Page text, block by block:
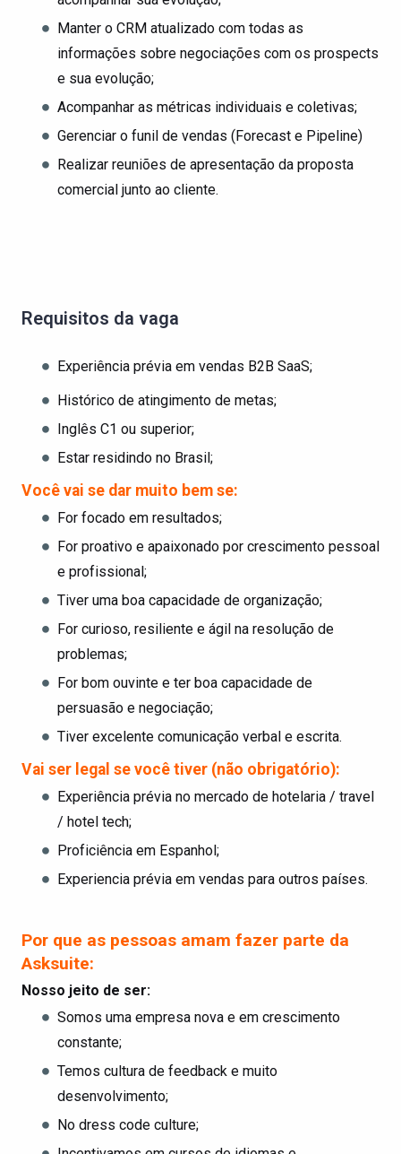
Manter o CRM atualizado com todas as
informações sobre negociações com os prospects
e sua evolução;
Acompanhar as métricas individuais e coletivas;
Gerenciar o funil de vendas (Forecast e Pipeline)
Realizar reuniões de apresentação da proposta
comercial junto ao cliente.
Requisitos da vaga
Experiência prévia em vendas B2B SaaS;
Histórico de atingimento de metas;
Inglês C1 ou superior;
Estar residindo no Brasil;
Você vai se dar muito bem se:
For focado em resultados;
For proativo e apaixonado por crescimento pessoal
e profissional;
Tiver uma boa capacidade de organização;
For curioso, resiliente e ágil na resolução de
problemas;
For bom ouvinte e ter boa capacidade de
persuasão e negociação;
Tiver excelente comunicação verbal e escrita.
Vai ser legal se você tiver (não obrigatório):
Experiência prévia no mercado de hotelaria / travel
/ hotel tech;
Proficiência em Espanhol;
Experiencia prévia em vendas para outros países.
Por que as pessoas amam fazer parte da
Asksuite:
Nosso jeito de ser:
Somos uma empresa nova e em crescimento
constante;
Temos cultura de feedback e muito
desenvolvimento;
No dress code culture;